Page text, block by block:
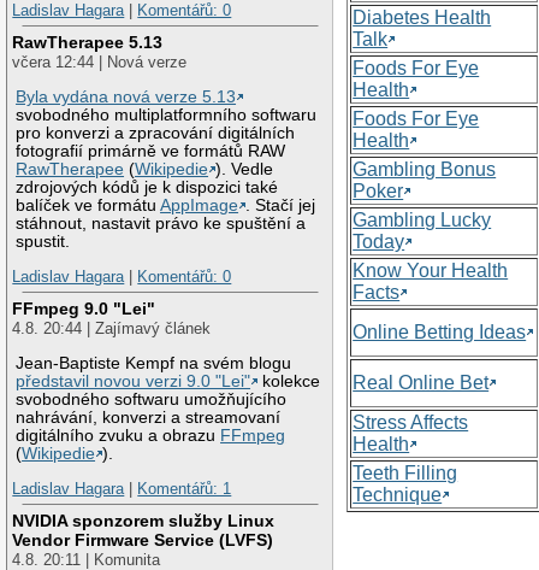
Ladislav Hagara| Komentářů: 0
RawTherapee 5.13
včera 12:44 | Nová verze
Byla vydána nová verze 5.13
svobodného multiplatformního softwaru
pro konverzi a zpracování digitálních
fotografií primárně ve formátů RAW
RawTherapee (Wikipedie ). Vedle
zdrojových kódů je k dispozici také
balíček ve formátuAppImage
. Stačí jej
stáhnout, nastavit právo ke spuštění a
spustit.
Ladislav Hagara| Komentářů: 0
FFmpeg 9.0 "Lei"
4.8. 20:44 | Zajímavý článek
Jean-Baptiste Kempf na svém blogu
představil novou verzi 9.0 "Lei"
kolekce
svobodného softwaru umožňujícího
nahrávání, konverzi a streamovaní
digitálního zvuku a obrazu FFmpeg
(Wikipedie ).
Ladislav Hagara| Komentářů: 1
NVIDIA sponzorem služby Linux
Vendor Firmware Service (LVFS)
4.8. 20:11 | Komunita
Diabetes Health
Talk
Foods For Eye
Health
Foods For Eye
Health
Gambling Bonus
Poker
Gambling Lucky
Today
Know Your Health
Facts
Online Betting Ideas
Real Online Bet
Stress Affects
Health
Teeth Filling
Technique